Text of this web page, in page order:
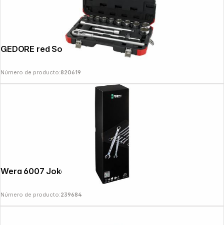
GEDORE red Socket Set 3/4" 14-pieces
Número de producto:820619
Wera 6007 Joker 11 Set ring spanner set
Número de producto:239684